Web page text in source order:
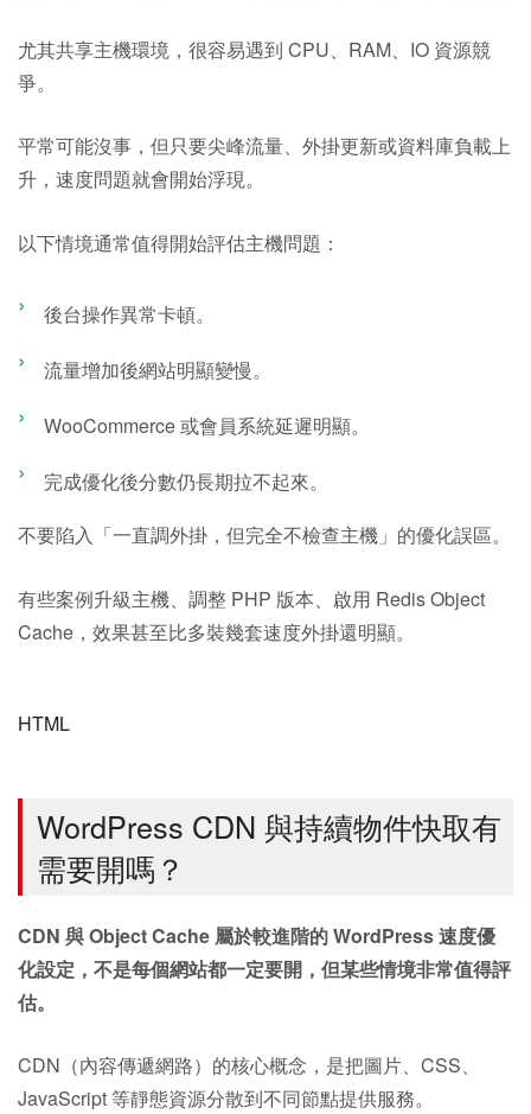
尤其共享主機環境，很容易遇到 CPU、RAM、IO 資源競
爭。
平常可能沒事，但只要尖峰流量、外掛更新或資料庫負載上
升，速度問題就會開始浮現。
以下情境通常值得開始評估主機問題：
後台操作異常卡頓。
流量增加後網站明顯變慢。
WooCommerce 或會員系統延遲明顯。
完成優化後分數仍長期拉不起來。
不要陷入「一直調外掛，但完全不檢查主機」的優化誤區。
有些案例升級主機、調整 PHP 版本、啟用 Redis Object
Cache，效果甚至比多裝幾套速度外掛還明顯。
HTML
WordPress CDN 與持續物件快取有
需要開嗎？
CDN 與 Object Cache 屬於較進階的 WordPress 速度優
化設定，不是每個網站都一定要開，但某些情境非常值得評
估。
CDN（內容傳遞網路）的核心概念，是把圖片、CSS、
JavaScript 等靜態資源分散到不同節點提供服務。